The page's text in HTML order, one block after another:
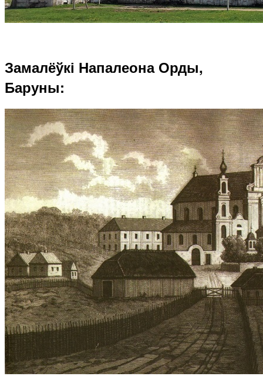
Замалёўкі Напалеона Орды,
Баруны: